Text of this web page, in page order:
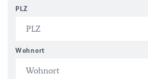
PLZ
Wohnort